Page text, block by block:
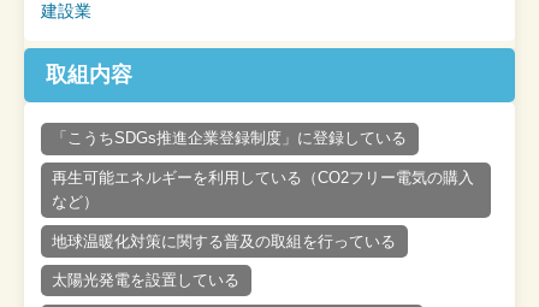
建設業
取組内容
「こうちSDGs推進企業登録制度」に登録している
再生可能エネルギーを利用している（CO2フリー電気の購入
など）
地球温暖化対策に関する普及の取組を行っている
太陽光発電を設置している